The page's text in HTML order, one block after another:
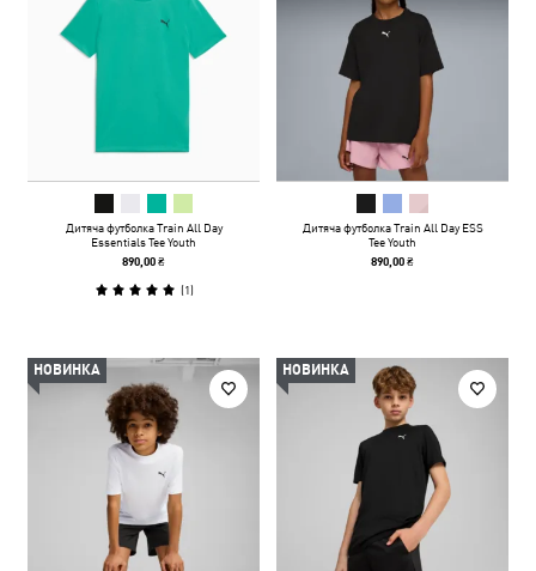
Дитяча футболка Train All Day
Essentials Tee Youth
890,00 ₴
(1)
Дитяча футболка Train All Day ESS
Tee Youth
890,00 ₴
НОВИНКА НОВИНКА